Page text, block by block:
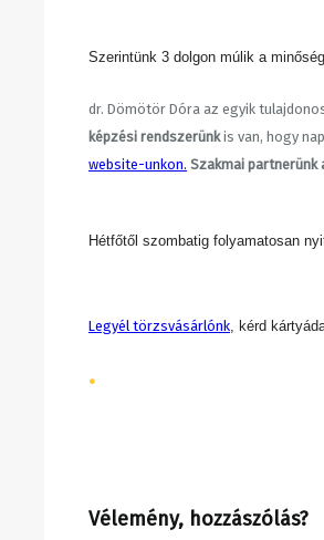
Szerintünk 3 dolgon múlik a
dr. Dömötör Dóra az egyik
képzési rendszerünkis van, hogy
website-unkon. Szakmai partnerünk
Hétfőtől szombatig folyamatosan
Legyél törzsvásárlónk, kérd
•
Vélemény, hozzászólás?